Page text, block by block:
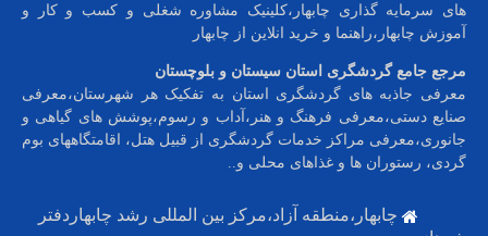
های سرمایه گذاری چابهار،کلینیک مشاوره شغلی و کسب و کار و
آموزش چابهار،راهنما و خرید انلاین از چابهار
مرجع جامع گردشگری استان سیستان و بلوچستان
معرفی جاذبه های گردشگری استان به تفکیک هر شهرستان،معرفی
صنایع دستی،معرفی فرهنگ و هنر،آداب و رسوم،پوشش های گیاهی و
جانوری،معرفی مراکز خدمات گردشگری از قبیل هتل، اقامتگاههای بوم
گردی، رستوران ها و غذاهای محلی و
چابهار،منطقه آزاد،مرکز بین المللی رشد چابهاردفتر